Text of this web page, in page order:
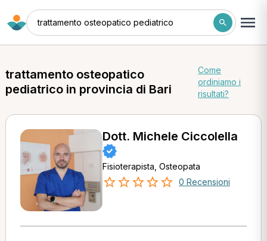
trattamento osteopatico pediatrico
trattamento osteopatico
pediatrico in provincia di Bari
Come
ordiniamo i
risultati?
Dott. Michele Ciccolella
Fisioterapista, Osteopata
0 Recensioni